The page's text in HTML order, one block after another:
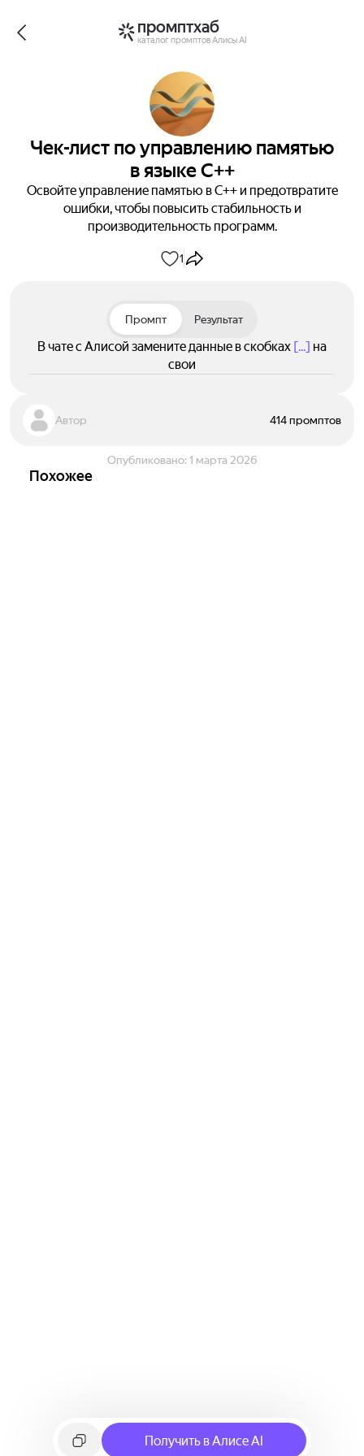
промптхаб
каталог промптов Алисы AI
Чек-лист по управлению памятью
в языке C++
Освойте управление памятью в C++ и предотвратите
ошибки, чтобы повысить стабильность и
производительность программ.
1
Промпт Результат
В чате с Алисой замените данные в скобках [...] на
свои
Автор 414 промптов
Опубликовано: 1 марта 2026
Похожее
Получить в Алисе AI